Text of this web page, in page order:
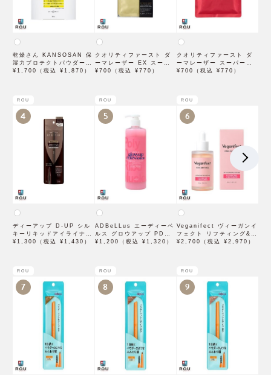
乾燥さん KANSOSAN 保
湿力プロテクトパウダー
10g【BCLカンパニー】
¥1,700（税込 ¥1,870）
クオリティファースト ダ
ーマレーザー EX スーパ
ー VC100 マスク 1枚入
¥700（税込 ¥770）
クオリティファースト ダ
ーマレーザー スーパーレ
チノール100マスク 7枚入
¥700（税込 ¥770）
ROU
4
ディーアップ D-UP シル
キーリキッドアイライナー
WP ブラウンブラック
¥1,300（税込 ¥1,430）
ROU
5
ADBeLLus エーディーベ
ルス グロウアップ PDRN
ローション 500mL
¥1,200（税込 ¥1,320）
ROU
6
Veganifect ヴィーガンイ
フェクト リフティング&バ
ランシング フィグチェス
¥2,700（税込 ¥2,970）
ROU
7
ROU
8
ROU
9